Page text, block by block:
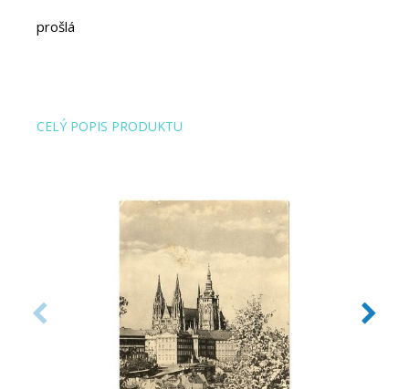
prošlá
CELÝ POPIS PRODUKTU